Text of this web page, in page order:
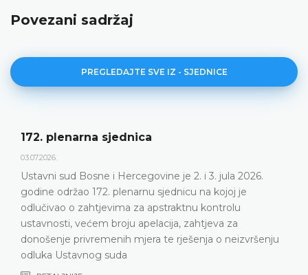
Povezani sadržaj
PREGLEDAJTE SVE IZ - SJEDNICE
Dnevni red 172. plenarne sjednice
23.06.2026.
Ustavni sud Bosne i Hercegovine održat će 172.
plenarnu sjednicu 2. i 3. jula 2026. godine
DETALJNIJE